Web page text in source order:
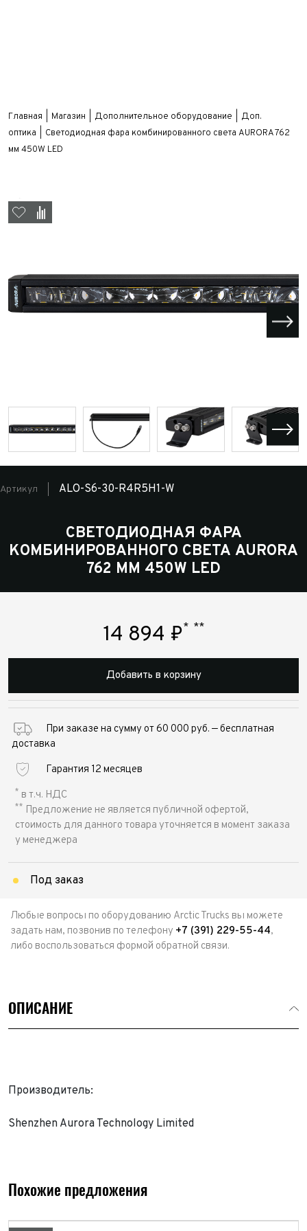
Главная Магазин Дополнительное оборудование
Доп.
оптика
Светодиодная фара комбинированного света AURORA 762
мм 450W LED
Артикул ALO-S6-30-R4R5H1-W
СВЕТОДИОДНАЯ ФАРА
КОМБИНИРОВАННОГО СВЕТА AURORA
762 ММ 450W LED
14 894 ₽* **
Добавить в корзину
При заказе на сумму от 60 000 руб. — бесплатная
доставка
Гарантия 12 месяцев
* в т.ч. НДС
** Предложение не является публичной офертой,
стоимость для данного товара уточняется в момент заказа
у менеджера
Под заказ
Любые вопросы по оборудованию Arctic Trucks вы можете
задать нам, позвонив по телефону +7 (391) 229-55-44,
либо воспользоваться формой обратной связи.
ОПИСАНИЕ
Производитель:
Shenzhen Aurora Technology Limited
Похожие предложения
ФИО*
Телефон*
Заявка на оценку
ФИО*